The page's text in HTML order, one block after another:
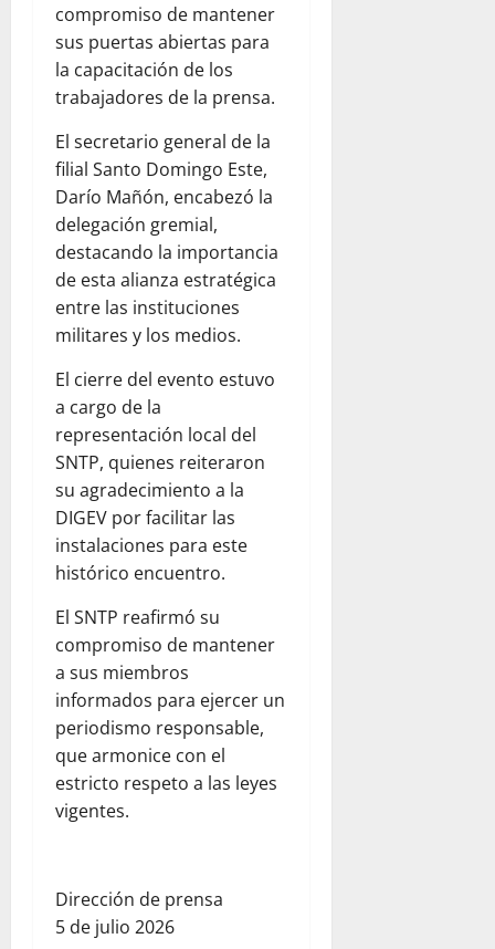
compromiso de mantener
sus puertas abiertas para
la capacitación de los
trabajadores de la prensa.
El secretario general de la
filial Santo Domingo Este,
Darío Mañón, encabezó la
delegación gremial,
destacando la importancia
de esta alianza estratégica
entre las instituciones
militares y los medios.
El cierre del evento estuvo
a cargo de la
representación local del
SNTP, quienes reiteraron
su agradecimiento a la
DIGEV por facilitar las
instalaciones para este
histórico encuentro.
El SNTP reafirmó su
compromiso de mantener
a sus miembros
informados para ejercer un
periodismo responsable,
que armonice con el
estricto respeto a las leyes
vigentes.
Dirección de prensa
5 de julio 2026